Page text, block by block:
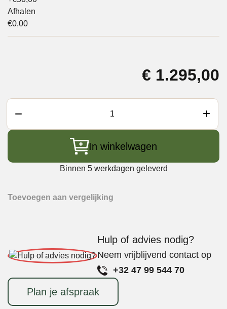
Afhalen
€0,00
€ 1.295,00
Green
aantal
In winkelwagen
Binnen 5 werkdagen geleverd
Toevoegen aan vergelijking
Hulp of advies nodig?
Neem vrijblijvend contact op
+32 47 99 544 70
Plan je afspraak